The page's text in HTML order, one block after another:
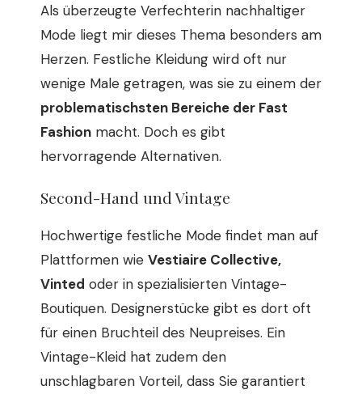
Als überzeugte Verfechterin nachhaltiger
Mode liegt mir dieses Thema besonders am
Herzen. Festliche Kleidung wird oft nur
wenige Male getragen, was sie zu einem der
problematischsten Bereiche der Fast
Fashion macht. Doch es gibt
hervorragende Alternativen.
Second-Hand und Vintage
Hochwertige festliche Mode findet man auf
Plattformen wie Vestiaire Collective,
Vinted oder in spezialisierten Vintage-
Boutiquen. Designerstücke gibt es dort oft
für einen Bruchteil des Neupreises. Ein
Vintage-Kleid hat zudem den
unschlagbaren Vorteil, dass Sie garantiert